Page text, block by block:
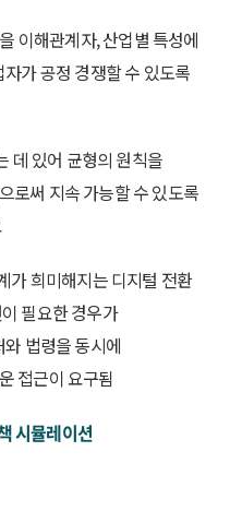
이해관계자, 산업별 특성에
가 공정 경쟁할 수 있도록
데 있어 균형의 원칙을
로써 지속 가능할 수 있도록
가 희미해지는 디지털 전환
필요한 경우가
법령을 동시에
접근이 요구됨
시뮬레이션